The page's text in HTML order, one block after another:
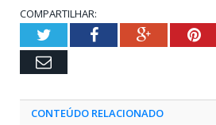
COMPARTILHAR:
TwitterFacebookGoogle+
Email
CONTEÚDO RELACIONADO